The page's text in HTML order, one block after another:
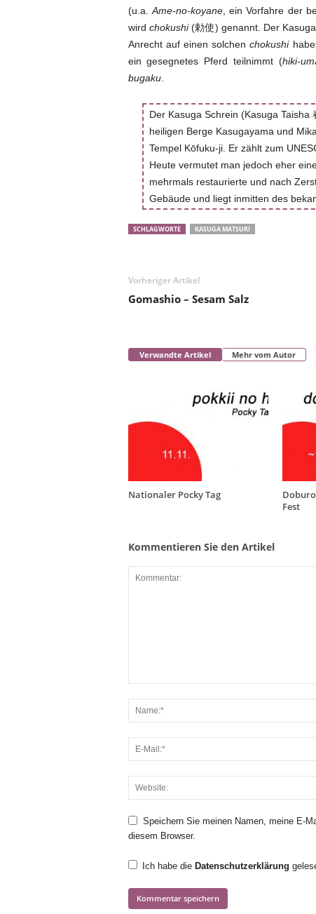
(u.a. Ame-no-koyane, ein Vorfahre der
wird chokushi(勅使) genannt. Der
Anrecht auf einen solchenchokushi
ein gesegnetes Pferd teilnimmt (hiki-
bugaku.
Der Kasuga Schrein (Kasuga
heiligen Berge Kasugayama und
Tempel Kōfuku-ji. Er zählt zum
Heute vermutet man jedoch eher
mehrmals restaurierte und nach
Gebäude und liegt inmitten des
SCHLAGWORTE KASUGA MATSURI
Vorheriger Artikel
Gomashio – Sesam Salz
Verwandte Artikel Mehr vom Autor
Nationaler Pocky Tag
Fest
Kommentieren Sie den Artikel
Speichern Sie meinen Namen, meine E-
diesem Browser.
Ich habe die Datenschutzerklärung